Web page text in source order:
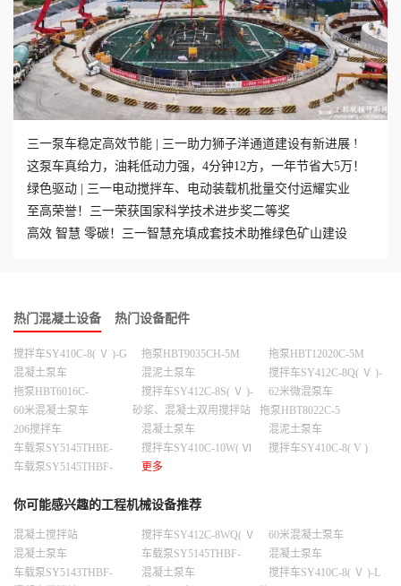
三一泵车稳定高效节能 | 三一助力狮子洋通道建设有新进展 !
这泵车真给力，油耗低动力强，4分钟12方，一年节省大5万！
绿色驱动 | 三一电动搅拌车、电动装载机批量交付运耀实业
至高荣誉！三一荣获国家科学技术进步奖二等奖
高效 智慧 零碳！三一智慧充填成套技术助推绿色矿山建设
热门混凝土设备 热门设备配件
搅拌车SY410C-8( Ⅴ )-G 拖泵HBT9035CH-5M
拖泵HBT12020C-5M
混凝土泵车
混泥土泵车
搅拌车SY412C-8Q( Ⅴ )-
D
拖泵HBT6016C-
5S（T3）
搅拌车SY412C-8S( Ⅴ )-
D
62米微混泵车
60米混凝土泵车
砂浆、混凝土双用搅拌站
SZS2000LX
拖泵HBT8022C-5
206搅拌车
混凝土泵车
混泥土泵车
车载泵SY5145THBE-
9025C-10S
搅拌车SY410C-10W( Ⅵ
)-G
搅拌车SY410C-8( V )
车载泵SY5145THBF-
更多
你可能感兴趣的工程机械设备推荐
混凝土搅拌站
HZS240C8DC8D
搅拌车SY412C-8WQ( Ⅴ
)-D
60米混凝土泵车
混凝土泵车
车载泵SY5145THBF-
9025C-10S
混凝土泵车
车载泵SY5143THBF-
混凝土泵车
搅拌车SY410C-8( Ⅴ )-L